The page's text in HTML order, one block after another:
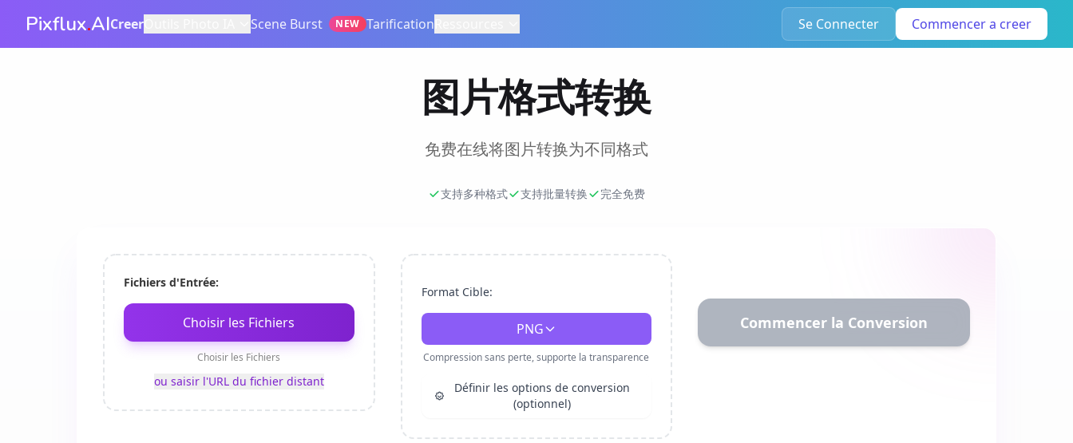
Pixflux.AICreer Scene Burst NEW Tarification Se Connecter Commencer a creer
图片格式转换
免费在线将图片转换为不同格式
支持多种格式 支持批量转换 完全免费
Fichiers d'Entrée:
Choisir les Fichiers
Choisir les Fichiers
ou saisir l'URL du fichier distant
Format Cible:
PNG
Compression sans perte, supporte la transparence
Définir les options de conversion
(optionnel)
Commencer la Conversion